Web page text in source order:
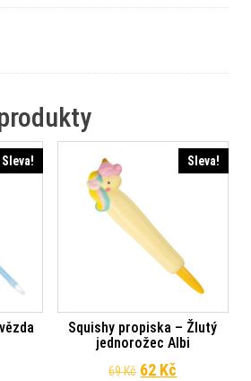
Sleva!
cena byla: 39 Kč.
cena je: 29 Kč.
Sleva!
Squishy propiska – Žlutý
jednorožec Albi
69Kč Původní cena
62 Kč